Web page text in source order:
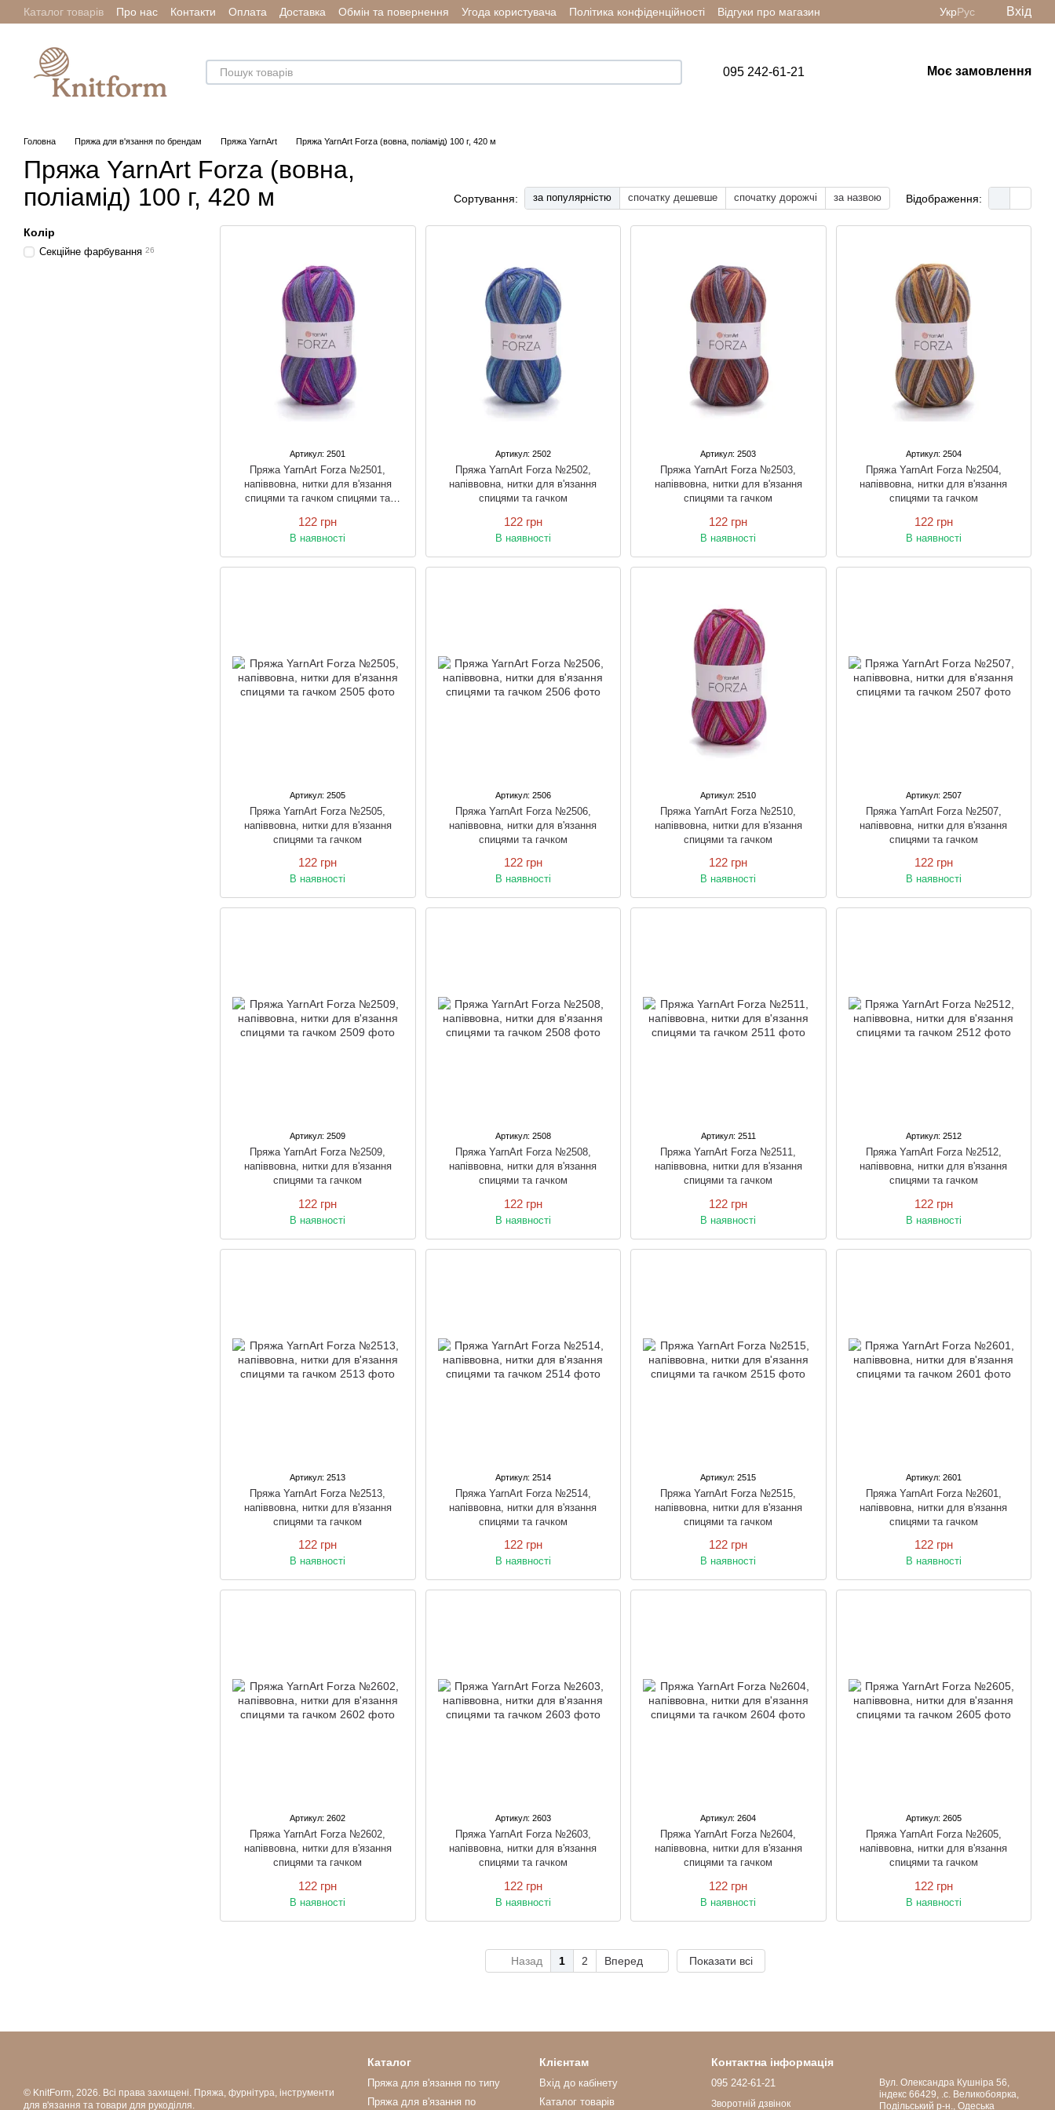
Перейти до основного контенту
Каталог товарів Про нас Контакти Оплата Доставка Обмін та повернення Угода користувача Політика конфіденційності Відгуки про магазин УкрРус Вхід
095 242-61-21 Моє замовлення
Головна Пряжа для в'язання по брендам Пряжа YarnArt Пряжа YarnArt Forza (вовна, поліамід) 100 г, 420 м
Пряжа YarnArt Forza (вовна,
поліамід) 100 г, 420 м
Сортування: за популярністю спочатку дешевше спочатку дорожчі за назвою Відображення:
Артикул: 2501
Пряжа YarnArt Forza №2501,
напіввовна, нитки для в'язання
спицями та гачком спицями та
122 грн
В наявності
Артикул: 2502
Пряжа YarnArt Forza №2502,
напіввовна, нитки для в'язання
спицями та гачком
122 грн
В наявності
Артикул: 2503
Пряжа YarnArt Forza №2503,
напіввовна, нитки для в'язання
спицями та гачком
122 грн
В наявності
Артикул: 2504
Пряжа YarnArt Forza №2504,
напіввовна, нитки для в'язання
спицями та гачком
122 грн
В наявності
Артикул: 2505
Пряжа YarnArt Forza №2505,
напіввовна, нитки для в'язання
спицями та гачком
122 грн
В наявності
Артикул: 2506
Пряжа YarnArt Forza №2506,
напіввовна, нитки для в'язання
спицями та гачком
122 грн
В наявності
Артикул: 2510
Пряжа YarnArt Forza №2510,
напіввовна, нитки для в'язання
спицями та гачком
122 грн
В наявності
Артикул: 2507
Пряжа YarnArt Forza №2507,
напіввовна, нитки для в'язання
спицями та гачком
122 грн
В наявності
Артикул: 2509
Пряжа YarnArt Forza №2509,
напіввовна, нитки для в'язання
спицями та гачком
122 грн
В наявності
Артикул: 2508
Пряжа YarnArt Forza №2508,
напіввовна, нитки для в'язання
спицями та гачком
122 грн
В наявності
Артикул: 2511
Пряжа YarnArt Forza №2511,
напіввовна, нитки для в'язання
спицями та гачком
122 грн
В наявності
Артикул: 2512
Пряжа YarnArt Forza №2512,
напіввовна, нитки для в'язання
спицями та гачком
122 грн
В наявності
Артикул: 2513
Пряжа YarnArt Forza №2513,
напіввовна, нитки для в'язання
спицями та гачком
122 грн
В наявності
Артикул: 2514
Пряжа YarnArt Forza №2514,
напіввовна, нитки для в'язання
спицями та гачком
122 грн
В наявності
Артикул: 2515
Пряжа YarnArt Forza №2515,
напіввовна, нитки для в'язання
спицями та гачком
122 грн
В наявності
Артикул: 2601
Пряжа YarnArt Forza №2601,
напіввовна, нитки для в'язання
спицями та гачком
122 грн
В наявності
Артикул: 2602
Пряжа YarnArt Forza №2602,
напіввовна, нитки для в'язання
спицями та гачком
122 грн
В наявності
Артикул: 2603
Пряжа YarnArt Forza №2603,
напіввовна, нитки для в'язання
спицями та гачком
122 грн
В наявності
Артикул: 2604
Пряжа YarnArt Forza №2604,
напіввовна, нитки для в'язання
спицями та гачком
122 грн
В наявності
Артикул: 2605
Пряжа YarnArt Forza №2605,
напіввовна, нитки для в'язання
спицями та гачком
122 грн
В наявності
Назад 1 2 Вперед Показати всі
Колір
Секційне фарбування 26
© KnitForm, 2026. Всі права захищені. Пряжа, фурнітура, інструменти
для в'язання та товари для рукоділля.
Каталог
Пряжа для в'язання по типу
Пряжа для в'язання по
Клієнтам
Вхід до кабінету
Каталог товарів
Контактна інформація
095 242-61-21
Зворотній дзвінок
Вул. Олександра Кушніра 56,
індекс 66429, .с. Великобоярка,
Подільський р-н., Одеська